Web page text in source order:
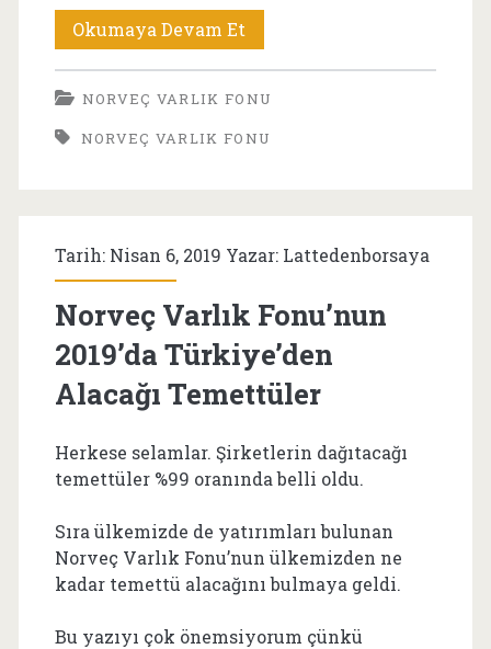
Okumaya Devam Et
Varlık
Fonu
2019
NORVEÇ VARLIK FONU
NORVEÇ VARLIK FONU
Tarih: Nisan 6, 2019 Yazar: Lattedenborsaya
Norveç Varlık Fonu’nun
2019’da Türkiye’den
Alacağı Temettüler
Herkese selamlar. Şirketlerin dağıtacağı
temettüler %99 oranında belli oldu.
Sıra ülkemizde de yatırımları bulunan
Norveç Varlık Fonu’nun ülkemizden ne
kadar temettü alacağını bulmaya geldi.
Bu yazıyı çok önemsiyorum çünkü